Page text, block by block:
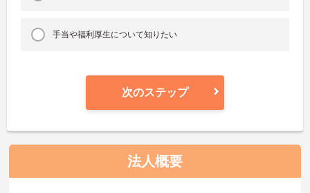
手当や福利厚生について知りたい
次のステップ
法人概要